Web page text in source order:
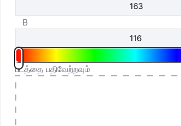
B
படத்தை பதிவேற்றவும்